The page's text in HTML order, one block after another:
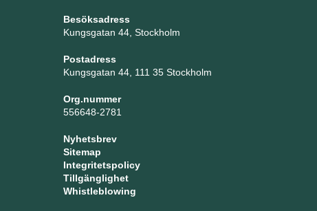
Besöksadress
Kungsgatan 44, Stockholm
Postadress
Kungsgatan 44, 111 35 Stockholm
Org.nummer
556648-2781
Nyhetsbrev
Sitemap
Integritetspolicy
Tillgänglighet
Whistleblowing